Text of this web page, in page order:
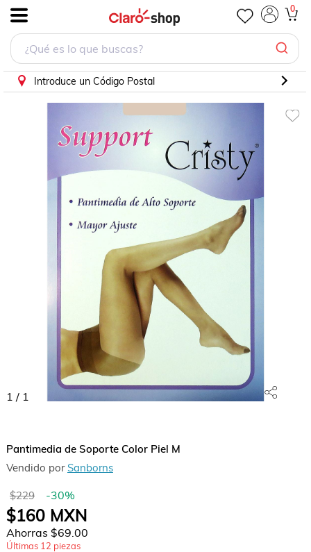
0
Introduce un Código Postal
1 / 1
Pantimedia de Soporte Color Piel M
Vendido por Sanborns
$229 -30%
$160MXN
Ahorras $69.00
Últimas 12 piezas
Pantimedia de Soporte Color Piel M